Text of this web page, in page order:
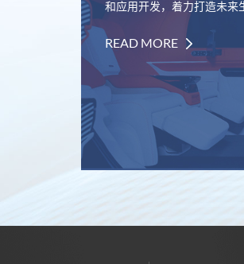
和应用开发，着力打造未
READ MORE